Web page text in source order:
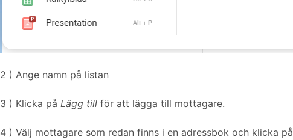
2 ) Ange namn på listan
3 ) Klicka på Lägg till för att lägga till mottagare.
4 ) Välj mottagare som redan finns i en adressbok och klicka på